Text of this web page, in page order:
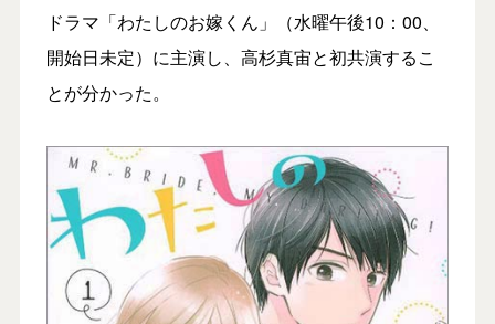
ドラマ「わたしのお嫁くん」（水曜午後10：00、
開始日未定）に主演し、高杉真宙と初共演するこ
とが分かった。